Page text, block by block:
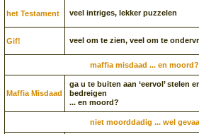
het Testament veel intriges, lekker puzzelen
Gif! veel om te zien, veel om te
maffia misdaad ... en moord?
Maffia Misdaad
ga u te buiten aan ‘eervol’ stelen
bedreigen
... en moord?
niet moorddadig ... wel